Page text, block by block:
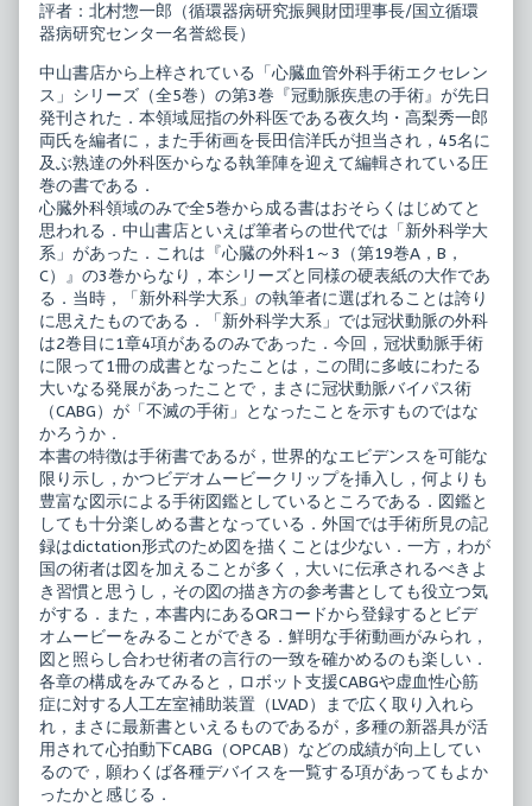
科
手
エ
セ
レ
ン
ス
動
脈
疾
の
手
術
published
on
author
of
臓
血
管
外
科
手
術
エ
ク
セ
レ
ン
ス
冠
動
脈
疾
患
の
手
術,
評者：北村惣一郎（循環器病研究振興財団理事長/国立循環
器病研究センタ一名誉総長）
中山書店から上梓されている「心臓血管外科手術エクセレン
ス」シリーズ（全5巻）の第3巻『冠動脈疾患の手術』が先日
発刊された．本領域屈指の外科医である夜久均・高梨秀一郎
両氏を編者に，また手術画を長田信洋氏が担当され，45名に
及ぶ熟達の外科医からなる執筆陣を迎えて編輯されている圧
巻の書である．
心臓外科領域のみで全5巻から成る書はおそらくはじめてと
思われる．中山書店といえば筆者らの世代では「新外科学大
系」があった．これは『心臓の外科1～3（第19巻A，B，
C）』の3巻からなり，本シリーズと同様の硬表紙の大作であ
る．当時，「新外科学大系」の執筆者に選ばれることは誇り
に思えたものである．「新外科学大系」では冠状動脈の外科
は2巻目に1章4項があるのみであった．今回，冠状動脈手術
に限って1冊の成書となったことは，この間に多岐にわたる
大いなる発展があったことで，まさに冠状動脈バイパス術
（CABG）が「不滅の手術」となったことを示すものではな
かろうか．
本書の特徴は手術書であるが，世界的なエビデンスを可能な
限り示し，かつビデオムービークリップを挿入し，何よりも
豊富な図示による手術図鑑としているところである．図鑑と
しても十分楽しめる書となっている．外国では手術所見の記
録はdictation形式のため図を描くことは少ない．一方，わが
国の術者は図を加えることが多く，大いに伝承されるべきよ
き習慣と思うし，その図の描き方の参考書としても役立つ気
がする．また，本書内にあるQRコードから登録するとビデ
オムービーをみることができる．鮮明な手術動画がみられ，
図と照らし合わせ術者の言行の一致を確かめるのも楽しい．
各章の構成をみてみると，ロボット支援CABGや虚血性心筋
症に対する人工左室補助装置（LVAD）まで広く取り入れら
れ，まさに最新書といえるものであるが，多種の新器具が活
用されて心拍動下CABG（OPCAB）などの成績が向上してい
るので，願わくば各種デバイスを一覧する項があってもよか
ったかと感じる．